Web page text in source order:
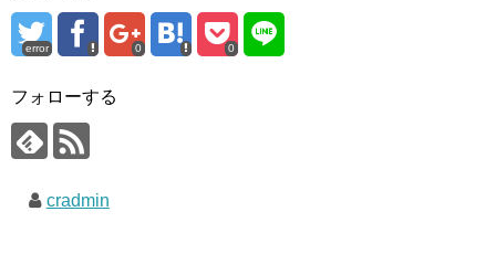
error 0 0
フォローする
cradmin